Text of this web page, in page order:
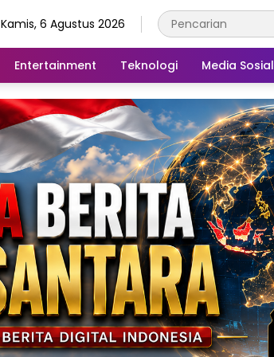
Kamis, 6 Agustus 2026
Entertainment Teknologi Media Sosial